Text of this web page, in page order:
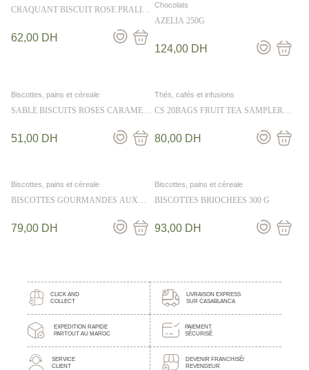
CRAQUANT BISCUIT ROSE PRALINE
62,00 DH
Chocolats
AZELIA 250G
124,00 DH
Biscottes, pains et céreale
SABLE BISCUITS ROSES CARAMEL
51,00 DH
Thés, cafés et infusions
CS 20BAGS FRUIT TEA SAMPLER
80,00 DH
Biscottes, pains et céreale
BISCOTTES GOURMANDES AUX
79,00 DH
Biscottes, pains et céreale
BISCOTTES BRIOCHEES 300 G
93,00 DH
CLICK AND
COLLECT
LIVRAISON EXPRESS
SUR CASABLANCA
EXPEDITION RAPIDE
PARTOUT AU MAROC
PAIEMENT
SÉCURISÉ
SERVICE
CLIENT
DEVENIR FRANCHISÉ/
REVENDEUR